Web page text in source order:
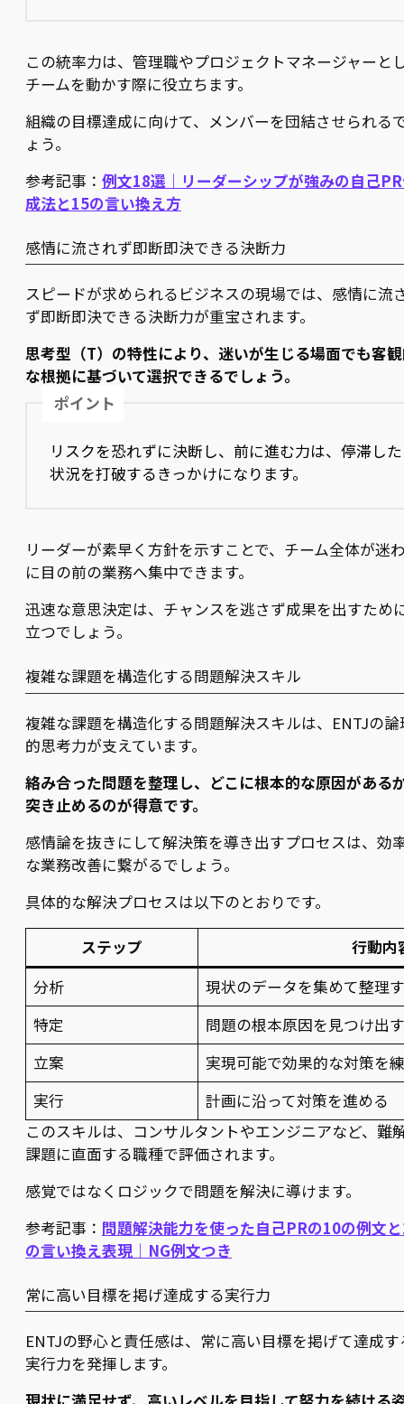
この統率力は、管理職やプロジェクトマネージャーと
チームを動かす際に役立ちます。
組織の目標達成に向けて、メンバーを団結させられる
ょう。
参考記事： 例文18選｜リーダーシップが強みの自己
成法と15の言い換え方
感情に流されず即断即決できる決断力
スピードが求められるビジネスの現場では、感情に流
ず即断即決できる決断力が重宝されます。
思考型（T）の特性により、迷いが生じる場面でも客
な根拠に基づいて選択できるでしょう。
ポイント
リスクを恐れずに決断し、前に進む力は、停滞した
状況を打破するきっかけになります。
リーダーが素早く方針を示すことで、チーム全体が迷
に目の前の業務へ集中できます。
迅速な意思決定は、チャンスを逃さず成果を出すため
立つでしょう。
複雑な課題を構造化する問題解決スキル
複雑な課題を構造化する問題解決スキルは、ENTJの論
的思考力が支えています。
絡み合った問題を整理し、どこに根本的な原因がある
突き止めるのが得意です。
感情論を抜きにして解決策を導き出すプロセスは、効
な業務改善に繋がるでしょう。
具体的な解決プロセスは以下のとおりです。
ステップ
行動内
分析
現状のデータを集めて整理
特定
問題の根本原因を見つけ出
立案
実現可能で効果的な対策を
実行
計画に沿って対策を進める
このスキルは、コンサルタントやエンジニアなど、難
課題に直面する職種で評価されます。
感覚ではなくロジックで問題を解決に導けます。
参考記事： 問題解決能力を使った自己PRの10の例文
の言い換え表現｜NG例文つき
常に高い目標を掲げ達成する実行力
ENTJの野心と責任感は、常に高い目標を掲げて達成す
実行力を発揮します。